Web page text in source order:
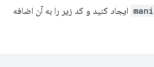
ایجاد کنید و کد زیر را به آن اضافه